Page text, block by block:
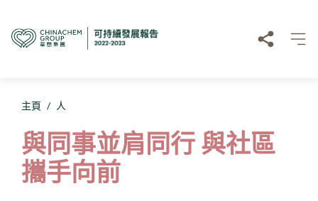
主頁 / 人
與同事並肩同行 與社區
攜手向前